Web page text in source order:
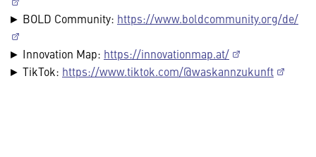
► BOLD Community: https://www.boldcommunity.org/de/
► Innovation Map: https://innovationmap.at/
► TikTok: https://www.tiktok.com/@waskannzukunft